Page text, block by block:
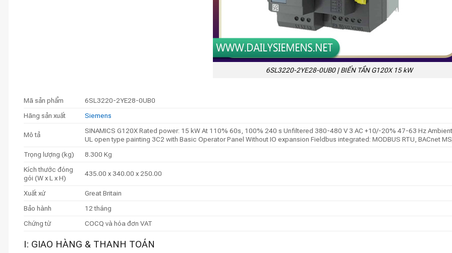
6SL3220-2YE28-0UB0 | BIẾN TẦN G120X 15 kW
Mã sản phẩm
6SL3220-2YE28-0UB0
Hãng sản xuất
Siemens
Mô tả
SINAMICS G120X Rated power: 15 kW At 110% 60s, 100% 240 s Unfiltered 380-480 V 3 AC +10/-20% 47-63 Hz
UL open type painting 3C2 with Basic Operator Panel Without IO expansion Fieldbus integrated: MODBUS RTU, BACnet
Trọng lượng (kg)
8.300 Kg
Kích thước đóng
gói (W x L x H)
435.00 x 340.00 x 250.00
Xuất xứ
Great Britain
Bảo hành
12 tháng
Chứng từ
COCQ và hóa đơn VAT
I: GIAO HÀNG & THANH TOÁN